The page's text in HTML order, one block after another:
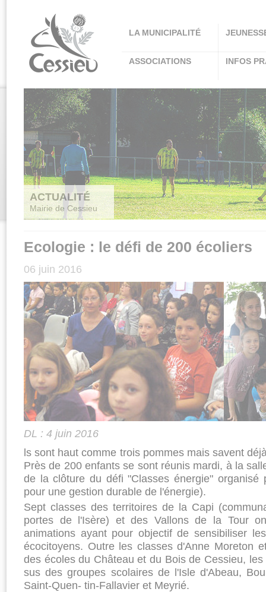
LA MUNICIPALITÉ
ASSOCIATIONS INFOS
ACTUALITÉ
Mairie de Cessieu
Ecologie : le défi de 200 écoliers
06 juin 2016
DL : 4 juin 2016
ls sont haut comme trois pommes mais savent
Près de 200 enfants se sont réunis mardi, à la
de la clôture du défi "Classes énergie" organisé
pour une gestion durable de l'énergie).
Sept classes des territoires de la Capi
portes de l'Isère) et des Vallons de la Tour
animations ayant pour objectif de sensibiliser
écocitoyens. Outre les classes d'Anne Moreton
des écoles du Château et du Bois de Cessieu,
sus des groupes scolaires de l'Isle d'Abeau,
Saint-Quen- tin-Fallavier et Meyrié.